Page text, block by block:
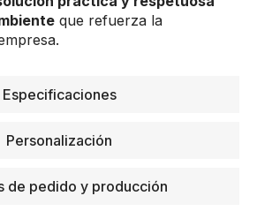
Especificaciones
Personalización
de pedido y producción
que refuerza la